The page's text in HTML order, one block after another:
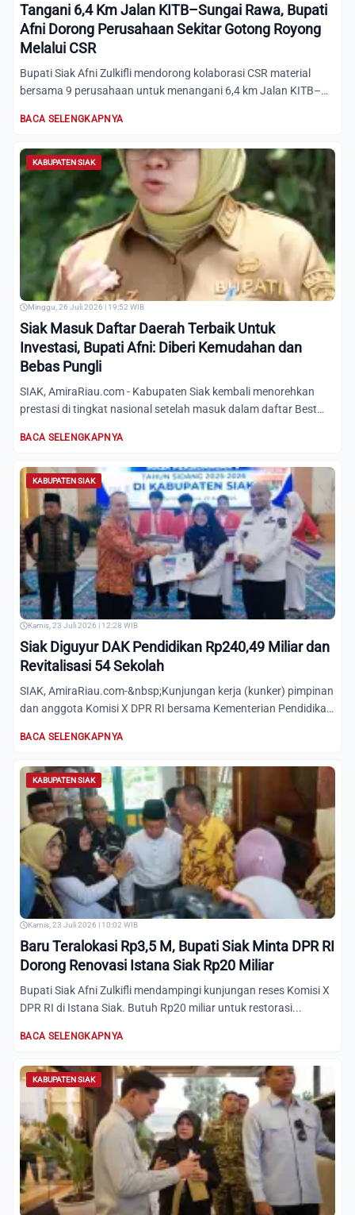
Tangani 6,4 Km Jalan KITB–Sungai Rawa, Bupati
Afni Dorong Perusahaan Sekitar Gotong Royong
Melalui CSR
Bupati Siak Afni Zulkifli mendorong kolaborasi CSR material
bersama 9 perusahaan untuk menangani 6,4 km Jalan KITB–
BACA SELENGKAPNYA
KABUPATEN SIAK
Minggu, 26 Juli 2026 | 19:52 WIB
Siak Masuk Daftar Daerah Terbaik Untuk
Investasi, Bupati Afni: Diberi Kemudahan dan
Bebas Pungli
SIAK, AmiraRiau.com - Kabupaten Siak kembali menorehkan
prestasi di tingkat nasional setelah masuk dalam daftar Best
BACA SELENGKAPNYA
KABUPATEN SIAK
Kamis, 23 Juli 2026 | 12:28 WIB
Siak Diguyur DAK Pendidikan Rp240,49 Miliar dan
Revitalisasi 54 Sekolah
SIAK, AmiraRiau.com-&nbsp;Kunjungan kerja (kunker) pimpinan
dan anggota Komisi X DPR RI bersama Kementerian Pendidikan
BACA SELENGKAPNYA
KABUPATEN SIAK
Kamis, 23 Juli 2026 | 10:02 WIB
Baru Teralokasi Rp3,5 M, Bupati Siak Minta DPR RI
Dorong Renovasi Istana Siak Rp20 Miliar
Bupati Siak Afni Zulkifli mendampingi kunjungan reses Komisi X
DPR RI di Istana Siak. Butuh Rp20 miliar untuk restorasi...
BACA SELENGKAPNYA
KABUPATEN SIAK